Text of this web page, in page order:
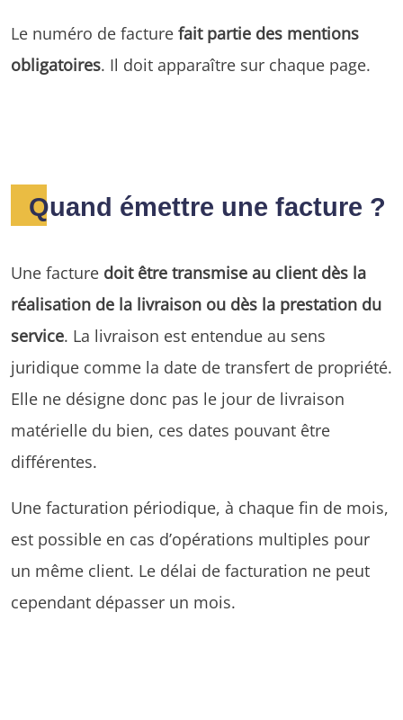
Le numéro de facture fait partie des mentions
obligatoires. Il doit apparaître sur chaque page.
Quand émettre une facture ?
Une facture doit être transmise au client dès la
réalisation de la livraison ou dès la prestation du
service. La livraison est entendue au sens
juridique comme la date de transfert de propriété.
Elle ne désigne donc pas le jour de livraison
matérielle du bien, ces dates pouvant être
différentes.
Une facturation périodique, à chaque fin de mois,
est possible en cas d’opérations multiples pour
un même client. Le délai de facturation ne peut
cependant dépasser un mois.